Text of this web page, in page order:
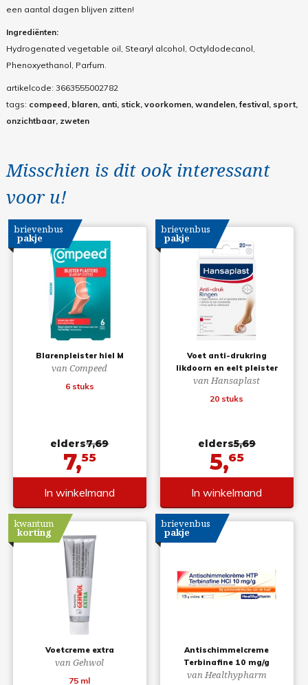
een aantal dagen blijven zitten!
Ingrediënten:
Hydrogenated vegetable oil, Stearyl alcohol, Octyldodecanol,
Phenoxyethanol, Parfum.
artikelcode: 3663555002782
tags: compeed, blaren, anti, stick, voorkomen, wandelen, festival, sport,
onzichtbaar, zweten
Misschien is dit ook interessant
voor u!
Blarenpleister hiel M
van Compeed
6 stuks
brievenbus
pakje
elders7,69
7,55
In winkelmand
Voet anti-drukring
likdoorn en eelt pleister
van Hansaplast
20 stuks
brievenbus
pakje
elders5,69
5,65
In winkelmand
Voetcreme extra
van Gehwol
75 ml
kwantum
korting
Antischimmelcreme
Terbinafine 10 mg/g
van Healthypharm
brievenbus
pakje